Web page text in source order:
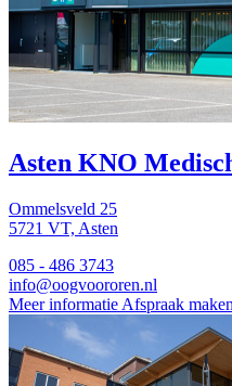
Asten KNO
Ommelsveld 25
5721 VT, Asten
085 - 486 3743
info@oogvoororen.nl
Meer informatie Afspraak maken